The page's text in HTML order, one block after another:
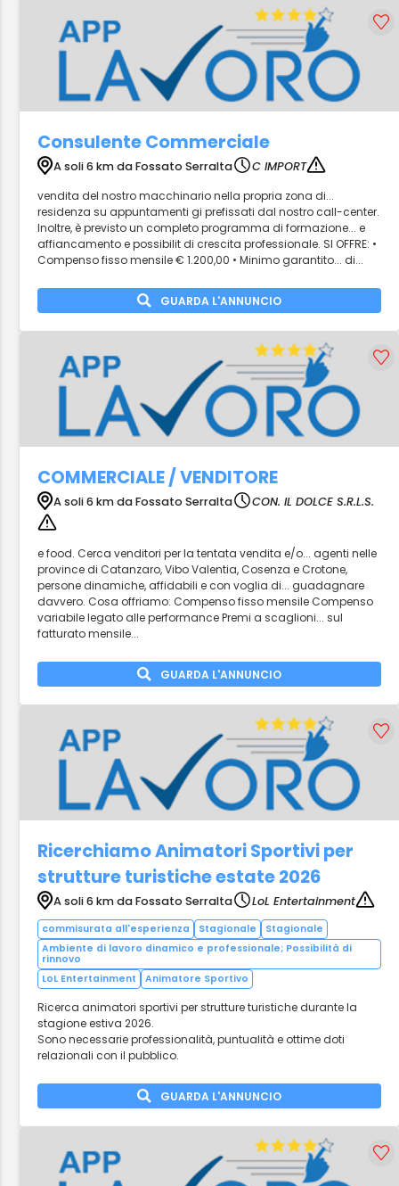
Consulente Commerciale
A soli 6 km da Fossato Serralta
C IMPORT
vendita del nostro macchinario nella propria zona di...
residenza su appuntamenti gi prefissati dal nostro call-center.
Inoltre, è previsto un completo programma di formazione... e
affiancamento e possibilit di crescita professionale. SI OFFRE: •
Compenso fisso mensile € 1.200,00 • Minimo garantito... di...
GUARDA L'ANNUNCIO
COMMERCIALE / VENDITORE
A soli 6 km da Fossato Serralta CON. IL DOLCE S.R.L.S.
e food. Cerca venditori per la tentata vendita e/o... agenti nelle
province di Catanzaro, Vibo Valentia, Cosenza e Crotone,
persone dinamiche, affidabili e con voglia di... guadagnare
davvero. Cosa offriamo: Compenso fisso mensile Compenso
variabile legato alle performance Premi a scaglioni... sul
fatturato mensile...
GUARDA L'ANNUNCIO
Ricerchiamo Animatori Sportivi per
strutture turistiche estate 2026
A soli 6 km da Fossato Serralta LoL Entertainment
commisurata all'esperienza Stagionale
Stagionale
Ambiente di lavoro dinamico e professionale; Possibilità di
rinnovo
LoL Entertainment
Animatore Sportivo
Ricerca animatori sportivi per strutture turistiche durante la
stagione estiva 2026.
Sono necessarie professionalità, puntualità e ottime doti
relazionali con il pubblico.
GUARDA L'ANNUNCIO